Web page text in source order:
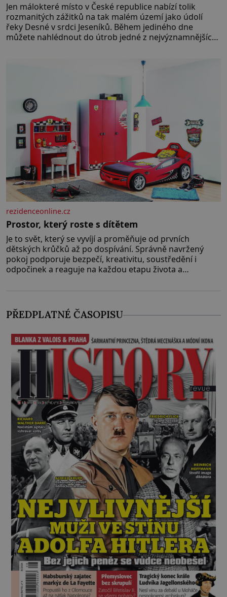
Jen málokteré místo v České republice nabízí tolik
rozmanitých zážitků na tak malém území jako údolí
řeky Desné v srdci Jeseníků. Během jediného dne
můžete nahlédnout do útrob jedné z nejvýznamnějších
poznáváním památek ve Velkých Losinách nebo v
rezidenceonline.cz
Prostor, který roste s dítětem
Je to svět, který se vyvíjí a proměňuje od prvních
dětských krůčků až po dospívání. Správně navržený
pokoj podporuje bezpečí, kreativitu, soustředění i
odpočinek a reaguje na každou etapu života a
Předškolní věk je
PŘEDPLATNÉ ČASOPISU